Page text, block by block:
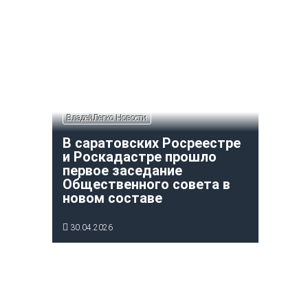
ВладейЛегко Новости
В саратовских Росреестре
и Роскадастре прошло
первое заседание
Общественного совета в
новом составе
30.04.2026